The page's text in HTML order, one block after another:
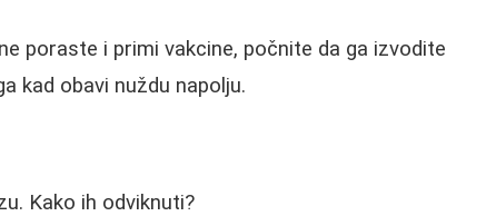
poraste i primi vakcine, počnite da ga izvodite
kad obavi nuždu napolju.
Kako ih odviknuti?